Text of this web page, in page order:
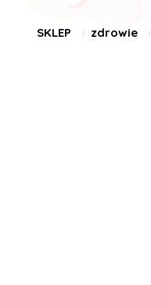
SKLEP zdrowie